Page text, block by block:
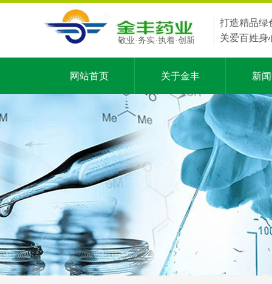
网站首页 关于金丰 新
敬业·务实·执着·创新
打造精品绿
关爱百姓身